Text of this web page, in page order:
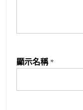
顯示名稱 *